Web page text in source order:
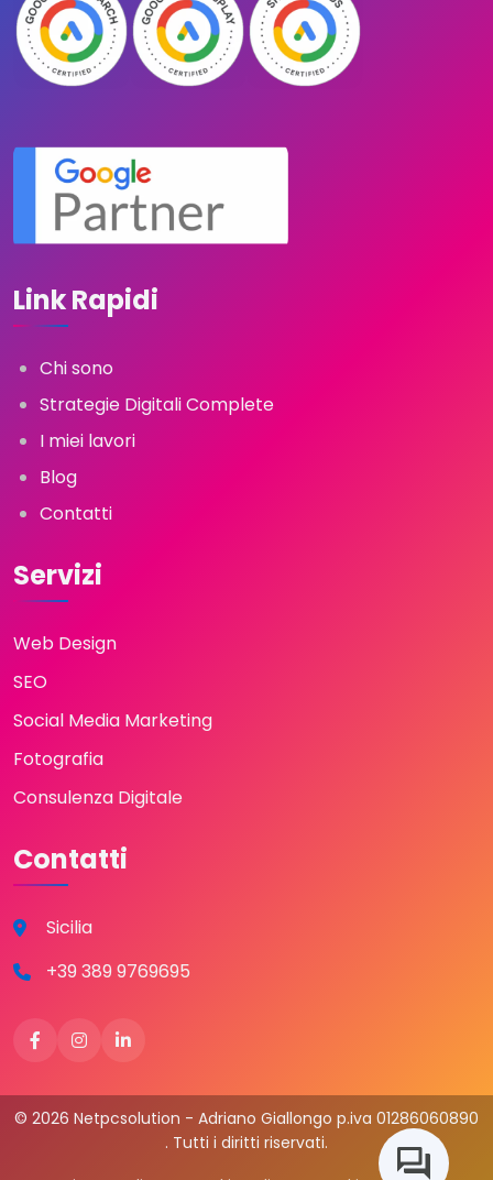
Link Rapidi
Chi sono
Strategie Digitali Complete
I miei lavori
Blog
Contatti
Servizi
Web Design
SEO
Social Media Marketing
Fotografia
Consulenza Digitale
Contatti
Sicilia
+39 389 9769695
© 2026 Netpcsolution - Adriano Giallongo p.iva 01286060890
. Tutti i diritti riservati.